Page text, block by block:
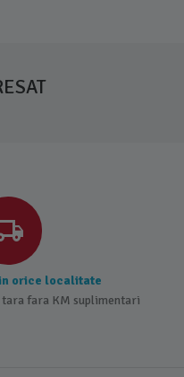
orice localitate
fara KM suplimentari